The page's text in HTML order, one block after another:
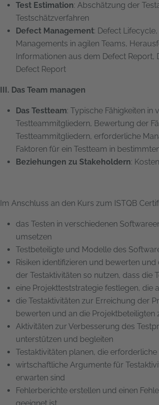
Test Estimation: Abschätzung der
Testschätzverfahren
Defect Management: Defect
Managements in agilen Teams,
Informationen aus dem Defect
Defect Report
III. Das Team managen
Das Testteam: Typische Fähigkeiten
Testteammitgliedern, Bewertung der
Testteammitgliedern, erforderliche
Faktoren für ein Testteam in
Beziehungen zu Stakeholdern:
Im Anschluss an den Kurs zum ISTQB
das Testen in verschiedenen
umsetzen
Testbeteiligte und Modelle des
Risiken identifizieren und bewerten
der Testaktivitäten so nutzen, dass die
eine Projektteststrategie festlegen, die
die Testaktivitäten zur Erreichung der
bewerten und an die Projektbeteiligten
Aktivitäten zur Verbesserung des
unterstützen und begleiten
Testaktivitäten planen, die
wirtschaftliche Argumente für
erwarten sind
Fehlerberichte erstellen und einen